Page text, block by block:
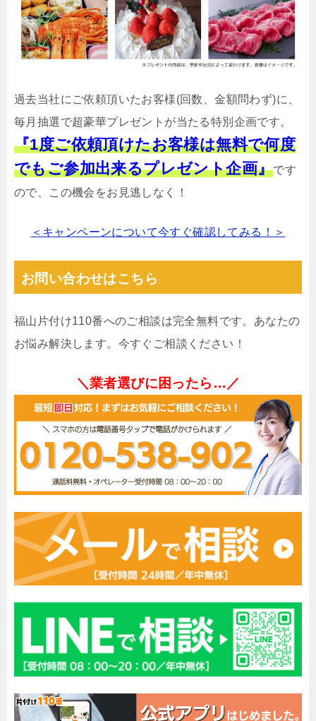
過去当社にご依頼頂いたお客様(回数、金額問わず)に、
毎月抽選で超豪華プレゼントが当たる特別企画です。
『1度ご依頼頂けたお客様は無料で何度
でもご参加出来るプレゼント企画』です
ので、この機会をお見逃しなく！
＜キャンペーンについて今すぐ確認してみる！＞
お問い合わせはこちら
福山片付け110番へのご相談は完全無料です。あなたの
お悩み解決します。今すぐご相談ください！
＼業者選びに困ったら…／